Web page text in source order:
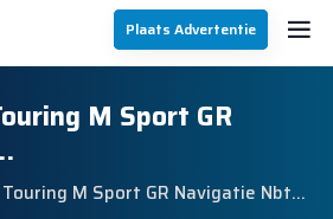
Plaats Advertentie
M Sport GR
M Sport GR Navigatie Nbt…